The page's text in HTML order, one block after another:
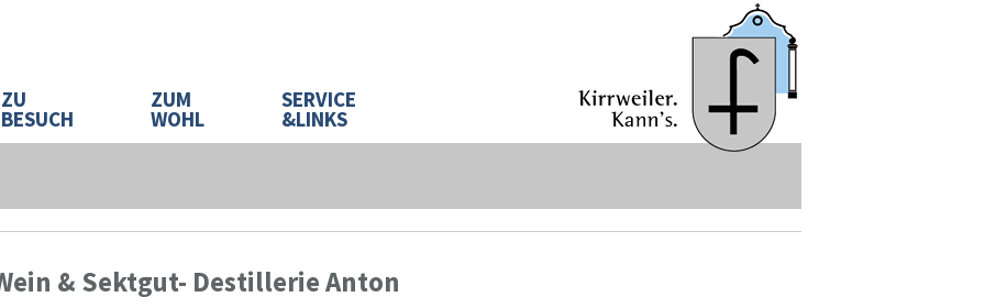
ZU
BESUCH
ZUM
WOHL
SERVICE
&LINKS
& Sektgut- Destillerie Anton